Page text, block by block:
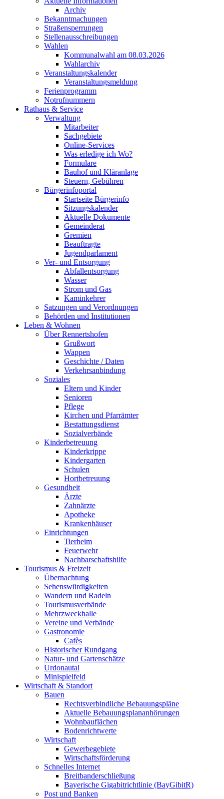
Archiv
Bekanntmachungen
Straßensperrungen
Stellenausschreibungen
Wahlen
Kommunalwahl am 08.03.2026
Wahlarchiv
Veranstaltungskalender
Veranstaltungsmeldung
Ferienprogramm
Notrufnummern
Rathaus & Service
Verwaltung
Mitarbeiter
Sachgebiete
Online-Services
Was erledige ich Wo?
Formulare
Bauhof und Kläranlage
Steuern, Gebühren
Bürgerinfoportal
Startseite Bürgerinfo
Sitzungskalender
Aktuelle Dokumente
Gemeinderat
Gremien
Beauftragte
Jugendparlament
Ver- und Entsorgung
Abfallentsorgung
Wasser
Strom und Gas
Kaminkehrer
Satzungen und Verordnungen
Behörden und Institutionen
Leben & Wohnen
Über Rennertshofen
Grußwort
Wappen
Geschichte / Daten
Verkehrsanbindung
Soziales
Eltern und Kinder
Senioren
Pflege
Kirchen und Pfarrämter
Bestattungsdienst
Sozialverbände
Kinderbetreuung
Kinderkrippe
Kindergarten
Schulen
Hortbetreuung
Gesundheit
Ärzte
Zahnärzte
Apotheke
Krankenhäuser
Einrichtungen
Tierheim
Feuerwehr
Nachbarschaftshilfe
Tourismus & Freizeit
Übernachtung
Sehenswürdigkeiten
Wandern und Radeln
Tourismusverbände
Mehrzweckhalle
Vereine und Verbände
Gastronomie
Cafès
Historischer Rundgang
Natur- und Gartenschätze
Urdonautal
Minispielfeld
Wirtschaft & Standort
Bauen
Rechtsverbindliche Bebauungspläne
Aktuelle Bebauungsplananhörungen
Wohnbauflächen
Bodenrichtwerte
Wirtschaft
Gewerbegebiete
Wirtschaftsförderung
Schnelles Internet
Breitbanderschließung
Bayerische Gigabitrichtlinie (BayGibitR)
Post und Banken